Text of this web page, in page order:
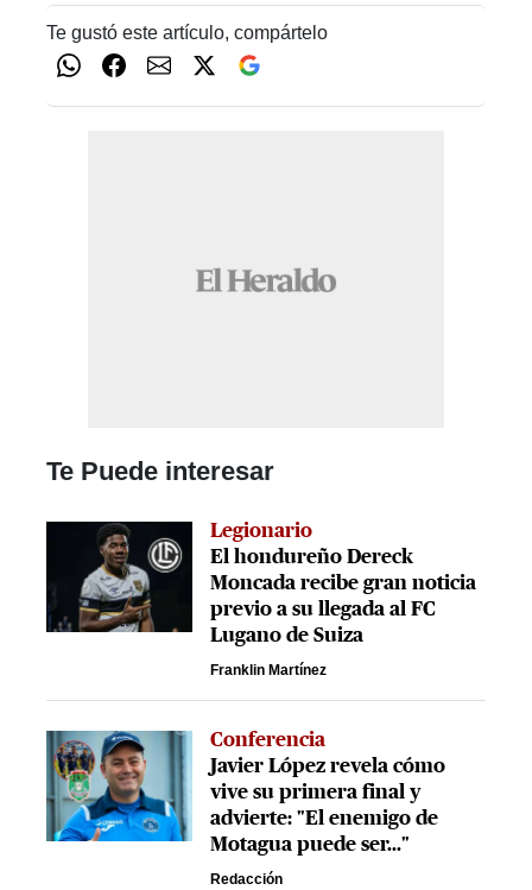
Te gustó este artículo, compártelo
Te Puede interesar
Legionario
El hondureño Dereck
Moncada recibe gran noticia
previo a su llegada al FC
Lugano de Suiza
Franklin Martínez
Conferencia
Javier López revela cómo
vive su primera final y
advierte: "El enemigo de
Motagua puede ser..."
Redacción